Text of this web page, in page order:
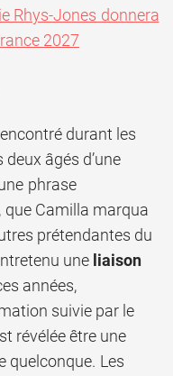
Rhys-Jones donnera
2027
durant les
âgés d’une
phrase
que Camilla marqua
prétendantes du
une liaison
années,
suivie par le
révélée être une
quelconque. Les